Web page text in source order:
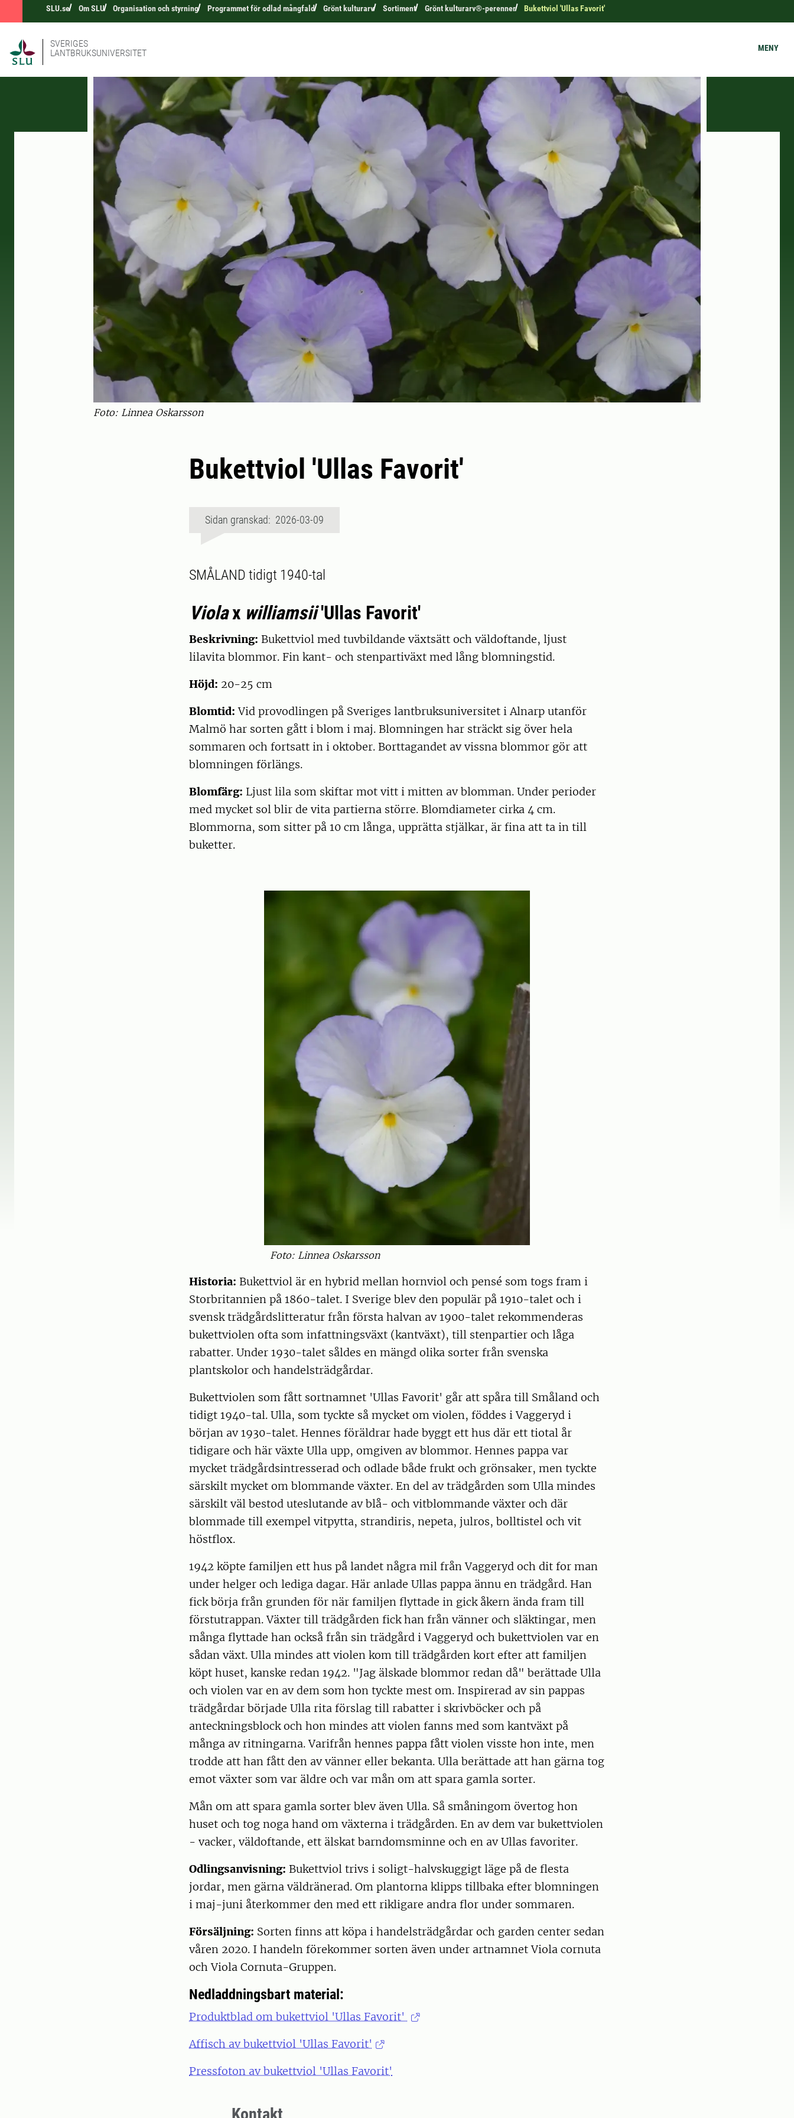
SLU.se Om SLU Organisation och styrning Programmet för odlad mångfald Grönt kulturarv Sortiment Grönt kulturarv®-perenner Bukettviol 'Ullas Favorit'
SVERIGES
LANTBRUKSUNIVERSITET
MENY
Foto: Linnea Oskarsson
Bukettviol 'Ullas Favorit'
Sidan granskad: 2026-03-09
SMÅLAND tidigt 1940-tal
Violax williamsii'Ullas Favorit'
Beskrivning: Bukettviol med tuvbildande växtsätt och väldoftande, ljust
lilavita blommor. Fin kant- och stenpartiväxt med lång blomningstid.
Höjd: 20-25 cm
Blomtid: Vid provodlingen på Sveriges lantbruksuniversitet i Alnarp utanför
Malmö har sorten gått i blom i maj. Blomningen har sträckt sig över hela
sommaren och fortsatt in i oktober. Borttagandet av vissna blommor gör att
blomningen förlängs.
Blomfärg: Ljust lila som skiftar mot vitt i mitten av blomman. Under perioder
med mycket sol blir de vita partierna större. Blomdiameter cirka 4 cm.
Blommorna, som sitter på 10 cm långa, upprätta stjälkar, är fina att ta in till
buketter.
Foto: Linnea Oskarsson
Historia: Bukettviol är en hybrid mellan hornviol och pensé som togs fram i
Storbritannien på 1860-talet. I Sverige blev den populär på 1910-talet och i
svensk trädgårdslitteratur från första halvan av 1900-talet rekommenderas
bukettviolen ofta som infattningsväxt (kantväxt), till stenpartier och låga
rabatter. Under 1930-talet såldes en mängd olika sorter från svenska
plantskolor och handelsträdgårdar.
Bukettviolen som fått sortnamnet 'Ullas Favorit' går att spåra till Småland och
tidigt 1940-tal. Ulla, som tyckte så mycket om violen, föddes i Vaggeryd i
början av 1930-talet. Hennes föräldrar hade byggt ett hus där ett tiotal år
tidigare och här växte Ulla upp, omgiven av blommor. Hennes pappa var
mycket trädgårdsintresserad och odlade både frukt och grönsaker, men tyckte
särskilt mycket om blommande växter. En del av trädgården som Ulla mindes
särskilt väl bestod uteslutande av blå- och vitblommande växter och där
blommade till exempel vitpytta, strandiris, nepeta, julros, bolltistel och vit
höstflox.
1942 köpte familjen ett hus på landet några mil från Vaggeryd och dit for man
under helger och lediga dagar. Här anlade Ullas pappa ännu en trädgård. Han
fick börja från grunden för när familjen flyttade in gick åkern ända fram till
förstutrappan. Växter till trädgården fick han från vänner och släktingar, men
många flyttade han också från sin trädgård i Vaggeryd och bukettviolen var en
sådan växt. Ulla mindes att violen kom till trädgården kort efter att familjen
köpt huset, kanske redan 1942. "Jag älskade blommor redan då" berättade Ulla
och violen var en av dem som hon tyckte mest om. Inspirerad av sin pappas
trädgårdar började Ulla rita förslag till rabatter i skrivböcker och på
anteckningsblock och hon mindes att violen fanns med som kantväxt på
många av ritningarna. Varifrån hennes pappa fått violen visste hon inte, men
trodde att han fått den av vänner eller bekanta. Ulla berättade att han gärna tog
emot växter som var äldre och var mån om att spara gamla sorter.
Mån om att spara gamla sorter blev även Ulla. Så småningom övertog hon
huset och tog noga hand om växterna i trädgården. En av dem var bukettviolen
- vacker, väldoftande, ett älskat barndomsminne och en av Ullas favoriter.
Odlingsanvisning: Bukettviol trivs i soligt-halvskuggigt läge på de flesta
jordar, men gärna väldränerad. Om plantorna klipps tillbaka efter blomningen
i maj-juni återkommer den med ett rikligare andra flor under sommaren.
Försäljning: Sorten finns att köpa i handelsträdgårdar och garden center sedan
våren 2020. I handeln förekommer sorten även under artnamnet Viola cornuta
och Viola Cornuta-Gruppen.
Nedladdningsbart material:
Produktblad om bukettviol 'Ullas Favorit'
Affisch av bukettviol 'Ullas Favorit'
Pressfoton av bukettviol 'Ullas Favorit'